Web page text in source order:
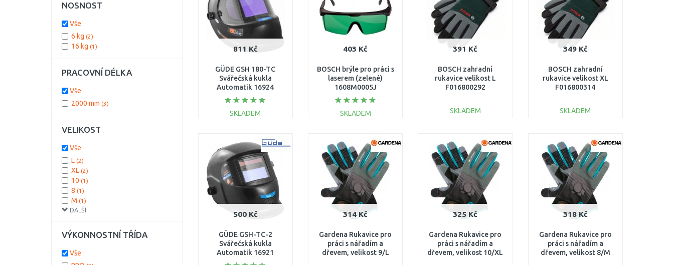
811 Kč
GÜDE GSH 180-TC
Svářečská kukla
Automatik 16924
SKLADEM
Porovnat
403 Kč
BOSCH brýle pro práci s
laserem (zelené)
1608M0005J
SKLADEM
Porovnat
391 Kč
BOSCH zahradní
rukavice velikost L
F016800292
SKLADEM
Porovnat
349 Kč
BOSCH zahradní
rukavice velikost XL
F016800314
SKLADEM
Porovnat
500 Kč
GÜDE GSH-TC-2
Svářečská kukla
Automatik 16921
314 Kč
Gardena Rukavice pro
práci s nářadím a
dřevem, velikost 9/L
325 Kč
Gardena Rukavice pro
práci s nářadím a
dřevem, velikost 10/XL
318 Kč
Gardena Rukavice pro
práci s nářadím a
dřevem, velikost 8/M
NOSNOST
Vše
6 kg (2)
16 kg (1)
PRACOVNÍ DÉLKA
Vše
2000 mm (3)
VELIKOST
DALŠÍ
Vše
L (2)
XL (2)
10 (1)
8 (1)
M (1)
VÝKONNOSTNÍ TŘÍDA
Vše